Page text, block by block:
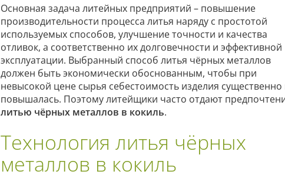
Основная задача литейных предприятий – повышение
производительности процесса литья наряду с простотой
используемых способов, улучшение точности и качества
отливок, а соответственно их долговечности и эффективной
эксплуатации. Выбранный способ литья чёрных металлов
должен быть экономически обоснованным, чтобы при
невысокой цене сырья себестоимость изделия существенно
повышалась. Поэтому литейщики часто отдают
литью чёрных металлов в кокиль.
Технология литья чёрных
металлов в кокиль